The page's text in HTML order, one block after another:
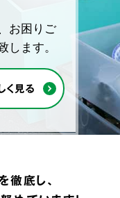
お困りご
ます。
く見る
徹底し、